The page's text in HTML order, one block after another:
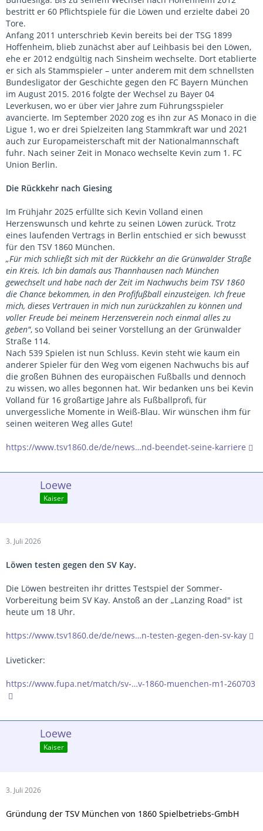
bestritt er 60 Pflichtspiele für die Löwen und erzielte dabei 20
Tore.
Anfang 2011 unterschrieb Kevin bereits bei der TSG 1899
Hoffenheim, blieb zunächst aber auf Leihbasis bei den Löwen,
ehe er 2012 endgültig nach Sinsheim wechselte. Dort etablierte
er sich als Stammspieler – unter anderem mit dem schnellsten
Bundesligator der Geschichte gegen den FC Bayern München
im August 2015. 2016 folgte der Wechsel zu Bayer 04
Leverkusen, wo er über vier Jahre zum Führungsspieler
avancierte. Im September 2020 zog es ihn zur AS Monaco in die
Ligue 1, wo er drei Spielzeiten lang Stammkraft war und 2021
auch zur Europameisterschaft mit der Nationalmannschaft
fuhr. Nach seiner Zeit in Monaco wechselte Kevin zum 1. FC
Union Berlin.
Die Rückkehr nach Giesing
Im Frühjahr 2025 erfüllte sich Kevin Volland einen
Herzenswunsch und kehrte zu seinen Löwen zurück. Trotz
eines laufenden Vertrags in Berlin entschied er sich bewusst
für den TSV 1860 München.
„Für mich schließt sich mit der Rückkehr an die Grünwalder Straße
ein Kreis. Ich bin damals aus Thannhausen nach München
gewechselt und habe nach der Zeit im Nachwuchs beim TSV 1860
die Chance bekommen, in den Profifußball einzusteigen. Ich freue
mich, dieses Vertrauen in mich nun zurückzahlen zu können und
voller Freude bei meinem Herzensverein noch einmal alles zu
geben", so Volland bei seiner Vorstellung an der Grünwalder
Straße 114.
Nach 539 Spielen ist nun Schluss. Kevin steht wie kaum ein
anderer Spieler für den Weg vom eigenen Nachwuchs bis auf
die großen Bühnen des europäischen Fußballs und dennoch
zu wissen, wo alles begonnen hat. Wir bedanken uns bei Kevin
Volland für 16 großartige Jahre als Fußballprofi, für
unvergessliche Momente in Weiß-Blau. Wir wünschen ihm für
seinen weiteren Weg alles Gute!
https://www.tsv1860.de/de/news…nd-beendet-seine-karriere
Loewe
Kaiser
3. Juli 2026
Löwen testen gegen den SV Kay.
Die Löwen bestreiten ihr drittes Testspiel der Sommer-
Vorbereitung beim SV Kay. Anstoß an der „Lanzing Road" ist
heute um 18 Uhr.
https://www.tsv1860.de/de/news…n-testen-gegen-den-sv-kay
Liveticker:
https://www.fupa.net/match/sv-…v-1860-muenchen-m1-260703
Loewe
Kaiser
3. Juli 2026
Gründung der TSV München von 1860 Spielbetriebs-GmbH